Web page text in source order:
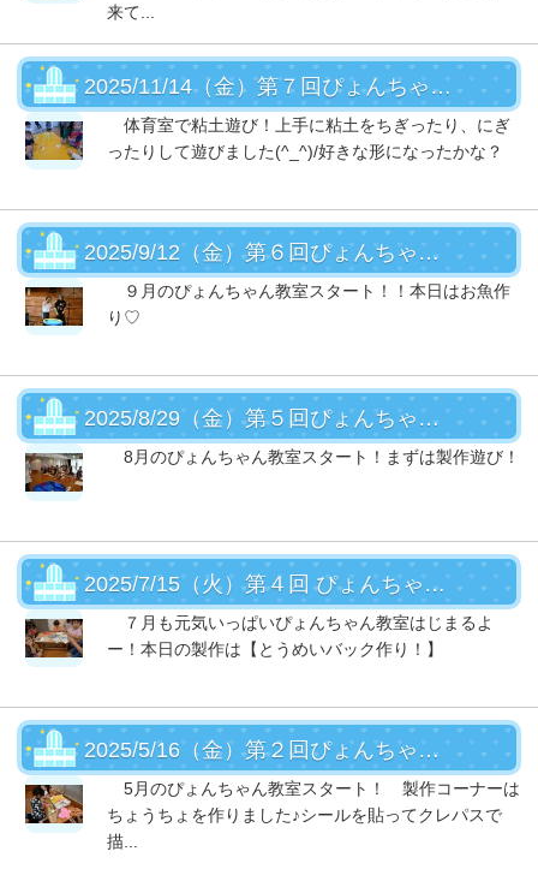
来て...
2025/11/14（金）第７回ぴょんちゃん教室
体育室で粘土遊び！上手に粘土をちぎったり、にぎ
ったりして遊びました(^_^)/好きな形になったかな？
2025/9/12（金）第６回ぴょんちゃん教室
９月のぴょんちゃん教室スタート！！本日はお魚作
り♡
2025/8/29（金）第５回ぴょんちゃん教室
8月のぴょんちゃん教室スタート！まずは製作遊び！
2025/7/15（火）第４回 ぴょんちゃん教室
７月も元気いっぱいぴょんちゃん教室はじまるよ
ー！本日の製作は【とうめいバック作り！】
2025/5/16（金）第２回ぴょんちゃん教室
5月のぴょんちゃん教室スタート！ 製作コーナーは
ちょうちょを作りました♪シールを貼ってクレパスで
描...